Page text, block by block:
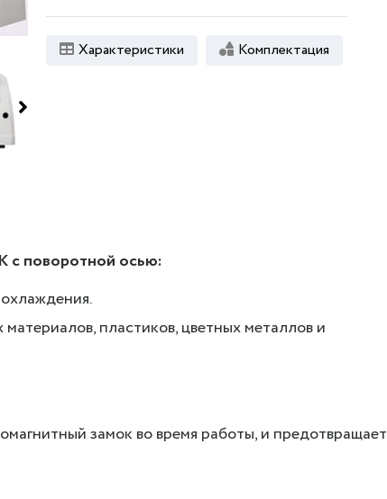
Характеристики Комплектация
с поворотной осью:
пластиков, цветных металлов и
замок во время работы, и предотвращает